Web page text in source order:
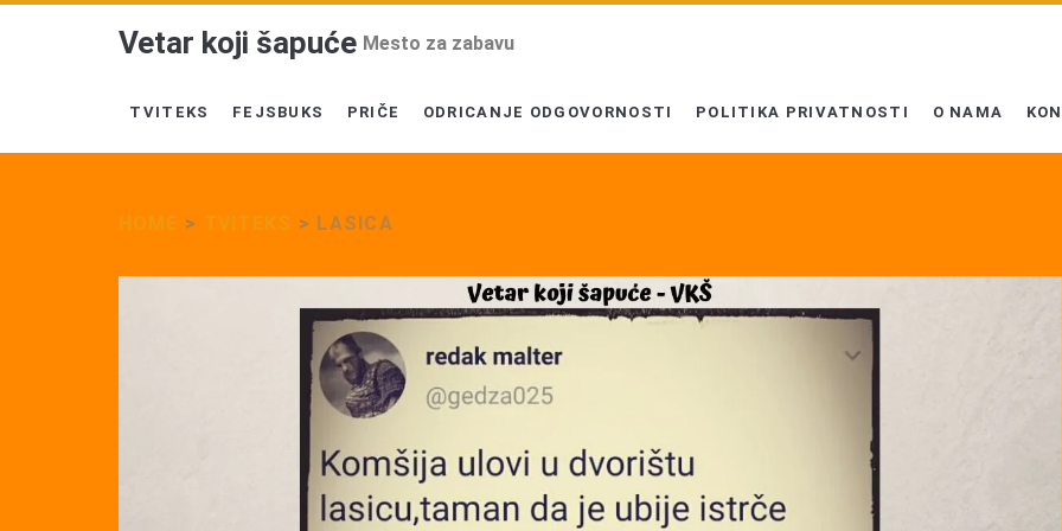
Vetar koji šapuće Mesto za zabavu
TVITEKS FEJSBUKS PRIČE ODRICANJE ODGOVORNOSTI POLITIKA PRIVATNOSTI O NAMA
> > LASICA